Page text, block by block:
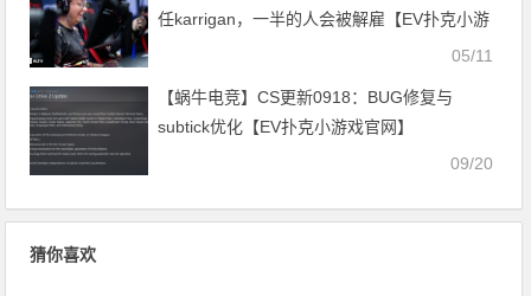
任karrigan，一半的人会被解雇【EV扑克小游
05/11
【蜗牛电竞】CS更新0918：BUG修复与
subtick优化【EV扑克小游戏官网】
09/20
猜你喜欢